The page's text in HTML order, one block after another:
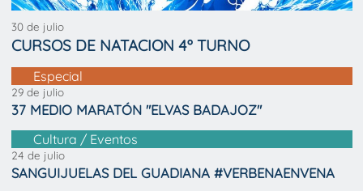
30 de julio
CURSOS DE NATACION 4º TURNO
Especial
29 de julio
37 MEDIO MARATÓN "ELVAS BADAJOZ"
Cultura / Eventos
24 de julio
SANGUIJUELAS DEL GUADIANA #VERBENAENVENA